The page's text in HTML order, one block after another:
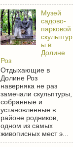
Музей
садово-
парковой
скульптур
ы в
Долине
Роз
Отдыхающие в
Долине Роз
наверняка не раз
замечали скульптуры,
собранные и
установленные в
районе родников,
одном из самых
живописных мест э...